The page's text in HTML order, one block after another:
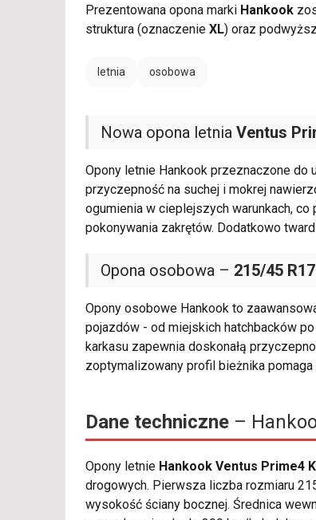
Prezentowana opona marki Hankook
struktura (oznaczenie XL) oraz
letnia osobowa
Nowa opona letnia Ventus
Opony letnie Hankook przeznaczone do
przyczepność na suchej i mokrej
ogumienia w cieplejszych warunkach,
pokonywania zakrętów. Dodatkowo
Opona osobowa – 215/45
Opony osobowe Hankook to
pojazdów - od miejskich hatchbacków
karkasu zapewnia doskonałą
zoptymalizowany profil bieżnika
Dane techniczne –
Opony letnie Hankook Ventus Prime4
drogowych. Pierwsza liczba rozmiaru
wysokość ściany bocznej. Średnica